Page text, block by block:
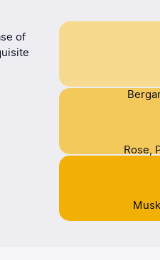
of
Rose,